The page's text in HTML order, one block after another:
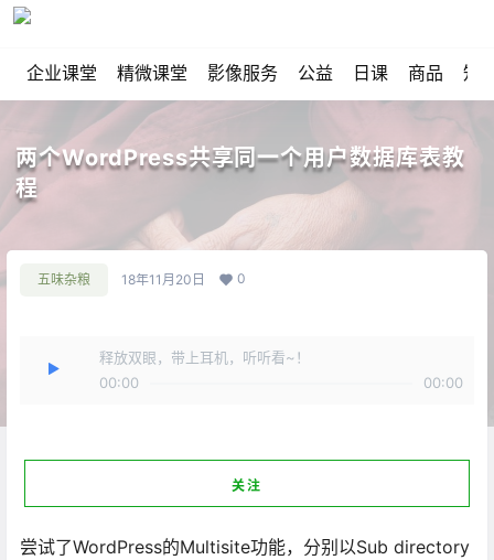
企业课堂 精微课堂 影像服务 公益 日课 商品 知
两个WordPress共享同一个用户数据库表教
程
五味杂粮 18年11月20日 0
释放双眼，带上耳机，听听看~！
00:00
00:00
关注
尝试了WordPress的Multisite功能，分别以Sub directory